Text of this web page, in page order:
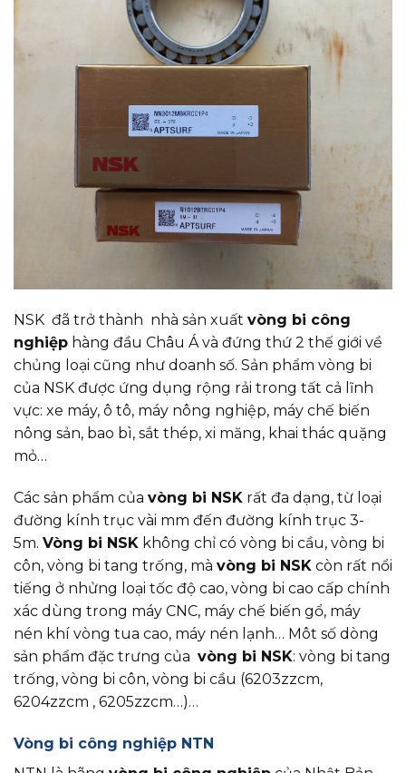
NSK đã trở thành nhà sản xuất vòng bi công
nghiệp hàng đầu Châu Á và đứng thứ 2 thế giới về
chủng loại cũng như doanh số. Sản phẩm vòng bi
của NSK được ứng dụng rộng rải trong tất cả lĩnh
vực: xe máy, ô tô, máy nông nghiệp, máy chế biến
nông sản, bao bì, sắt thép, xi măng, khai thác quặng
mỏ…
Các sản phẩm của vòng bi NSK rất đa dạng, từ loại
đường kính trục vài mm đến đường kính trục 3-
5m. Vòng bi NSK không chỉ có vòng bi cầu, vòng bi
côn, vòng bi tang trống, mà vòng bi NSK còn rất nổi
tiếng ở nhửng loại tốc độ cao, vòng bi cao cấp chính
xác dùng trong máy CNC, máy chế biến gổ, máy
nén khí vòng tua cao, máy nén lạnh… Môt số dòng
sản phẩm đặc trưng của vòng bi NSK: vòng bi tang
trống, vòng bi côn, vòng bi cầu (6203zzcm,
6204zzcm , 6205zzcm…)…
Vòng bi công nghiệp NTN